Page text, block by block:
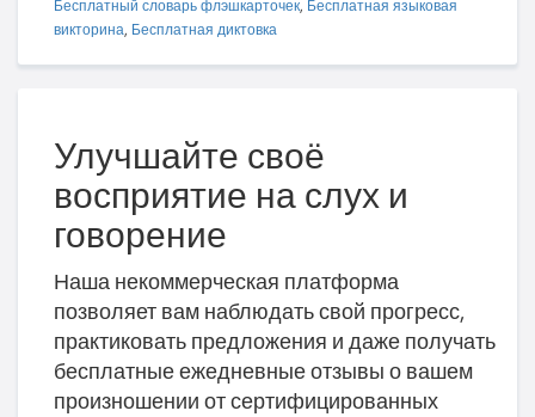
Бесплатный словарь флэшкарточек, Бесплатная языковая
викторина, Бесплатная диктовка
Улучшайте своё
восприятие на слух и
говорение
Наша некоммерческая платформа
позволяет вам наблюдать свой прогресс,
практиковать предложения и даже получать
бесплатные ежедневные отзывы о вашем
произношении от сертифицированных